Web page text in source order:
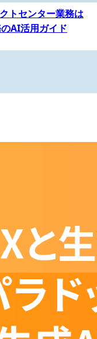
トセンター業務は
AI活用ガイド